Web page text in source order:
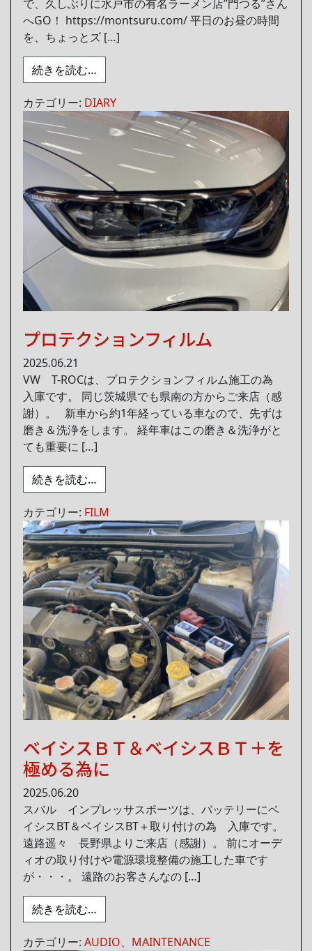
で、久しぶりに水戸市の有名ラーメン店”門つる”さん
へGO！ https://montsuru.com/ 平日のお昼の時間
を、ちょっとズ […]
続きを読む…
カテゴリー: DIARY
プロテクションフィルム
2025.06.21
VW T-ROCは、プロテクションフィルム施工の為
入庫です。 同じ茨城県でも県南の方からご来店（感
謝）。 新車から約1年経っている車なので、先ずは
磨き＆洗浄をします。 経年車はこの磨き＆洗浄がと
ても重要に […]
続きを読む…
カテゴリー: FILM
ベイシスＢＴ＆ベイシスＢＴ＋を
極める為に
2025.06.20
スバル インプレッサスポーツは、バッテリーにベ
イシスBT＆ベイシスBT＋取り付けの為 入庫です。
遠路遥々 長野県よりご来店（感謝）。 前にオーデ
ィオの取り付けや電源環境整備の施工した車です
が・・・。 遠路のお客さんなの […]
続きを読む…
カテゴリー: AUDIO、 MAINTENANCE